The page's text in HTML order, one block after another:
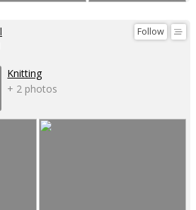
Follow
Knitting
+ 2 photos